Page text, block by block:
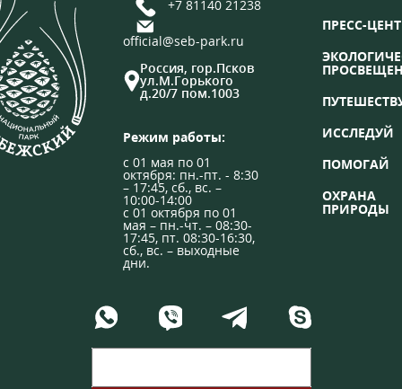
+7 81140 21238
official@seb-park.ru
Россия, гор.Псков
ул.М.Горького
д.20/7 пом.1003
Режим работы:
с 01 мая по 01
октября: пн.-пт. - 8:30
– 17:45, сб., вс. –
10:00-14:00
с 01 октября по 01
мая – пн.-чт. – 08:30-
17:45, пт. 08:30-16:30,
сб., вс. – выходные
дни.
ПРЕСС-
ИССЛЕДУЙ
ПОМОГАЙ
ОХРАНА
ПРИРОДЫ